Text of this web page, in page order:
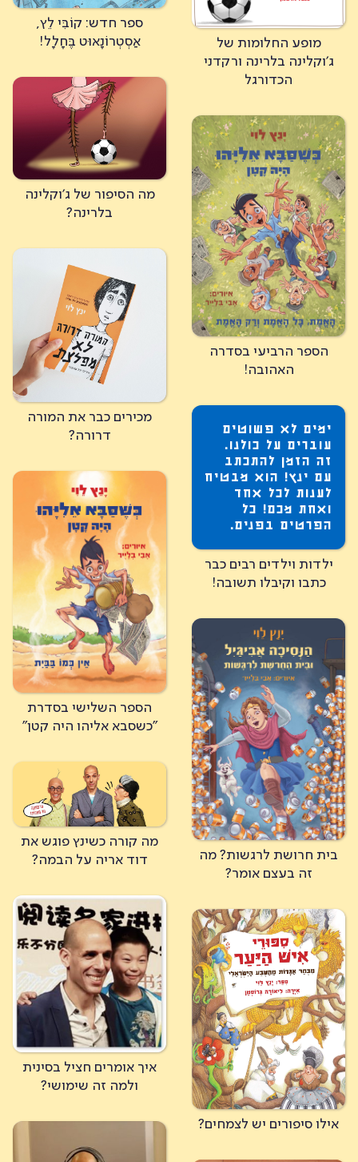
ספר חדש: קוֹבִּי לֵץ,
אַסְטְרוֹנָאוּט בֶּחָלָל!
מופע החלומות של
ג'וקלינה בלרינה ורקדני
הכדורגל
מה הסיפור של ג'וקלינה
בלרינה?
הספר הרביעי בסדרה
האהובה!
מכירים כבר את המורה
דרורה?
ימים לא פשוטים
עוברים על כולנו.
זה הזמן להתכתב
עם ינץ! הוא מבטיח
לענות לכל אחד
ואחת מכם! כל
הפרטים בפנים.
ילדות וילדים רבים כבר
כתבו וקיבלו תשובה!
הספר השלישי בסדרת
"כשסבא אליהו היה קטן"
בית חרושת לרגשות? מה
זה בעצם אומר?
מה קורה כשינץ פוגש את
דוד אריה על הבמה?
איך אומרים חציל בסינית
ולמה זה שימושי?
אילו סיפורים יש לצמחים?